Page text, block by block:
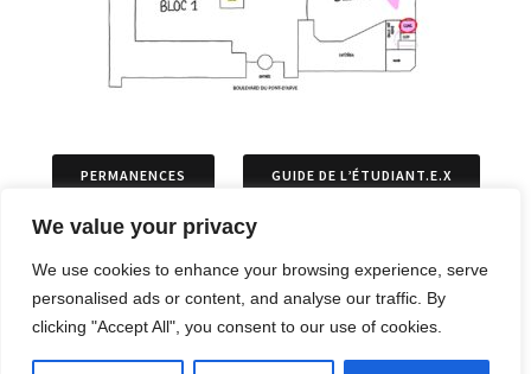
We value your privacy
We use cookies to enhance your browsing experience, serve
personalised ads or content, and analyse our traffic. By
clicking "Accept All", you consent to our use of cookies.
PERMANENCES GUIDE DE L’ÉTUDIANT.E.X
ARTICLES OPPOSITIONS ET RECOURS